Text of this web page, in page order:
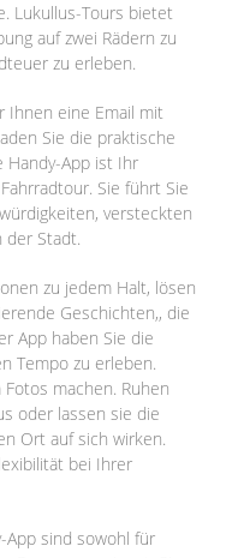
Lukullus-Tours bietet
auf zwei Rädern zu
zu erleben.
Ihnen eine Email mit
Sie die praktische
Handy-App ist Ihr
Sie führt Sie
versteckten
der Stadt.
zu jedem Halt, lösen
Geschichten,, die
App haben Sie die
Tempo zu erleben.
machen. Ruhen
oder lassen sie die
Ort auf sich wirken.
bei Ihrer
App sind sowohl für